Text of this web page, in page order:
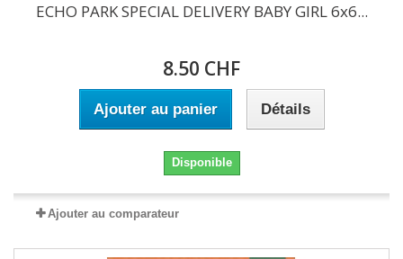
ECHO PARK SPECIAL DELIVERY BABY GIRL 6x6...
8.50 CHF
Ajouter au panier Détails
Disponible
Ajouter au comparateur